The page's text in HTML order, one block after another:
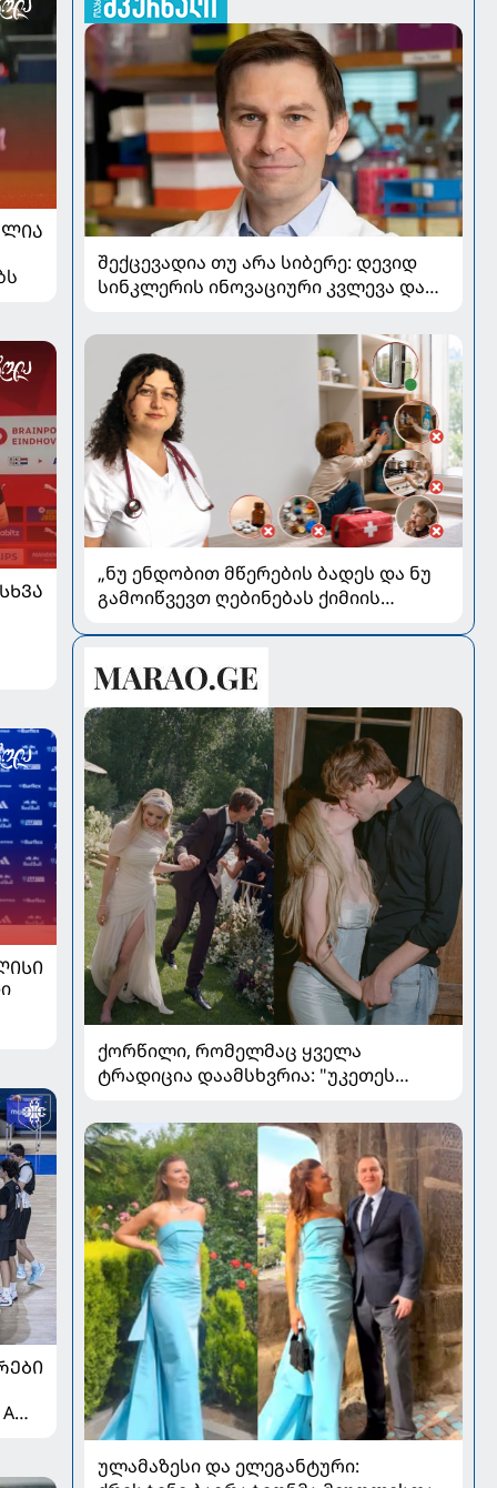
შექცევადია თუ არა სიბერე: დევიდ
სინკლერის ინოვაციური კვლევა და
„ნუ ენდობით მწერების ბადეს და ნუ
გამოიწვევთ ღებინებას ქიმიის
პედიატრ სალომე ახვლედიანის
რჩევები
ქორწილი, რომელმაც ყველა
ტრადიცია დაამსხვრია: "უკეთეს
ულამაზესი და ელეგანტური: